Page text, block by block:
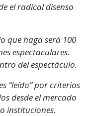
el radical disenso
que haga será 100
espectaculares.
del espectáculo.
“leído” por criterios
desde el mercado
instituciones.